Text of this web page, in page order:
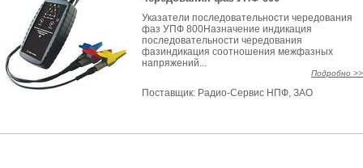
Указатели последовательности чередования
фаз УПФ 800Назначение индикация
последовательности чередования
фазиндикация соотношения межфазных
напряжений...
Подробно >>
Поставщик: Радио-Сервис НПФ, ЗАО